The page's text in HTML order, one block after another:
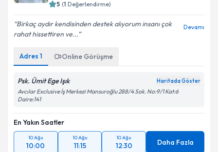
5 (1 Değerlendirme)
Birkaç aydır kendisinden destek alıyorum insanı çok
rahat hissettiren ve...
Devamı
Adres 1 Online Görüşme
Psk. Ümit Ege Işık Haritada Göster
Avcılar Exclusive İş Merkezi Mansuroğlu 288/4 Sok. No:9/1 Kat:6
Daire:141
En Yakın Saatler
10 Ağu
10:00
10 Ağu
11:15
10 Ağu
12:30 Daha Fazla